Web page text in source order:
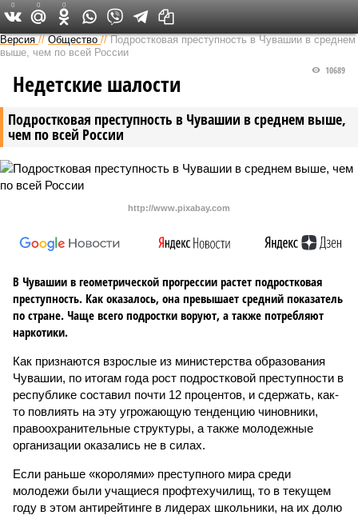
Версия в Чувашии
Версия //Общество //Подростковая преступность в Чувашии в среднем
выше, чем по всей России
Подростковая преступность в Чувашии в среднем выше,
чем по всей России
10689
Недетские шалости
http://www.pixabay.com
В Чувашии в геометрической прогрессии растет подростковая
преступность. Как оказалось, она превышает средний показатель
по стране. Чаще всего подростки воруют, а также потребляют
наркотики.
Как признаются взрослые из министерства образования
Чувашии, по итогам года рост подростковой преступности в
республике составил почти 12 процентов, и сдержать, как-
то повлиять на эту угрожающую тенденцию чиновники,
правоохранительные структуры, а также молодежные
организации оказались не в силах.
Если раньше «королями» преступного мира среди
молодежи были учащиеся профтехучилищ, то в текущем
году в этом антирейтинге в лидерах школьники, на их долю
0 0 0